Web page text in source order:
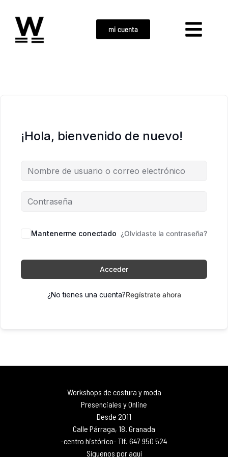
mi cuenta
¡Hola, bienvenido de nuevo!
Mantenerme conectado ¿Olvidaste la contraseña?
Acceder
¿No tienes una cuenta?Regístrate ahora
Workshops de costura y moda
Presenciales y Online
Desde 2011
Calle Párraga, 18. Granada
-centro histórico- Tlf. 647 950 524
Síguenos por aquí